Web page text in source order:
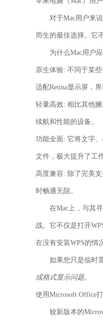
对于Mac用户来
而生的最佳选择。它
为什么Mac用户
原生体验: 不同于某
适配Retina显示屏，
轻量高效: 相比其他
续航和性能的设备。
功能全面: 它将文字
文件，极大提升了工
高度兼容: 除了完美
时畅通无阻。
在Mac上，与其
战。它不仅是打开
在没有安装WPS的情
如果您只是临时
或格式显示问题。
使用Microsoft Office
较新版本的